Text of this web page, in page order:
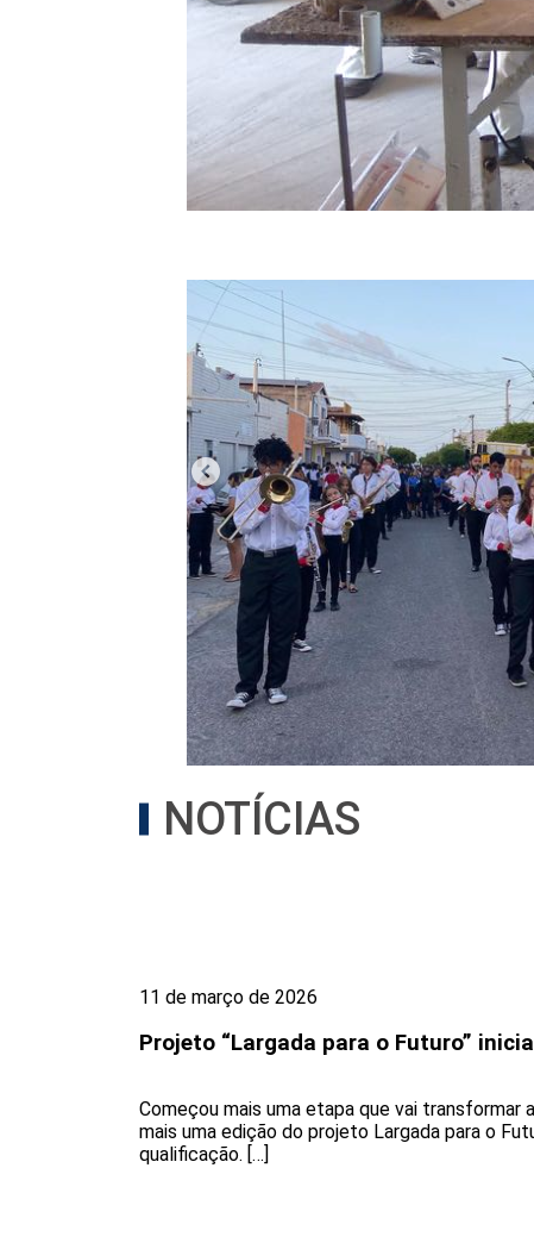
NOTÍCIAS
11 de março de 2026
Projeto “Largada para o Futuro”
Começou mais uma etapa que vai transformar
mais uma edição do projeto Largada para o
qualificação. […]